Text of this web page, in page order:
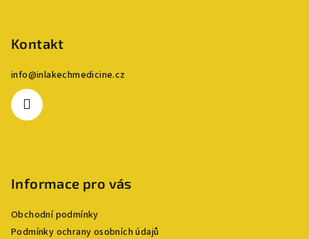
Kontakt
info@inlakechmedicine.cz
Informace pro vás
Obchodní podmínky
Podmínky ochrany osobních údajů